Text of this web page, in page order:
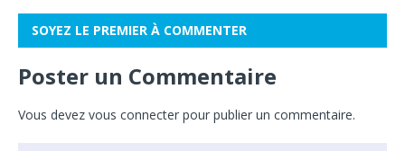
SOYEZ LE PREMIER À COMMENTER
Poster un Commentaire
Vous devez vous connecter pour publier un commentaire.